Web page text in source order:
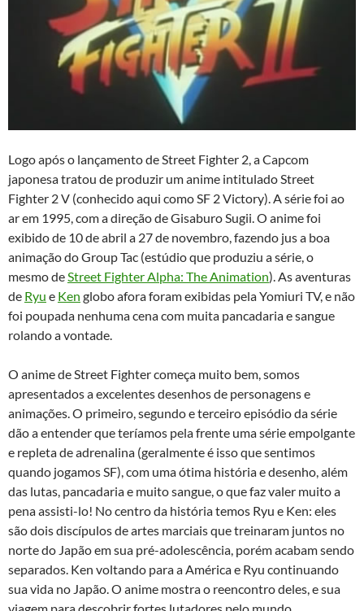
Logo após o lançamento de Street Fighter 2, a Capcom
japonesa tratou de produzir um anime intitulado Street
Fighter 2 V (conhecido aqui como SF 2 Victory). A série foi ao
ar em 1995, com a direção de Gisaburo Sugii. O anime foi
exibido de 10 de abril a 27 de novembro, fazendo jus a boa
animação do Group Tac (estúdio que produziu a série, o
mesmo deStreet Fighter Alpha: The Animation). As aventuras
de Ryu e Ken globo afora foram exibidas pela Yomiuri TV, e não
foi poupada nenhuma cena com muita pancadaria e sangue
rolando a vontade.
O anime de Street Fighter começa muito bem, somos
apresentados a excelentes desenhos de personagens e
animações. O primeiro, segundo e terceiro episódio da série
dão a entender que teríamos pela frente uma série empolgante
e repleta de adrenalina (geralmente é isso que sentimos
quando jogamos SF), com uma ótima história e desenho, além
das lutas, pancadaria e muito sangue, o que faz valer muito a
pena assisti-lo! No centro da história temos Ryu e Ken: eles
são dois discípulos de artes marciais que treinaram juntos no
norte do Japão em sua pré-adolescência, porém acabam sendo
separados. Ken voltando para a América e Ryu continuando
sua vida no Japão. O anime mostra o reencontro deles, e sua